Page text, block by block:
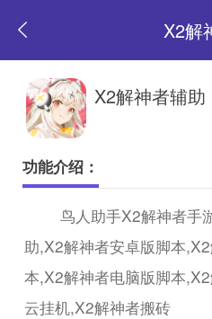
X2解
返
页
X2解神者辅助
功能介绍：
鸟人助手X2解神者手
助,X2解神者安卓版脚本
本,X2解神者电脑版脚本
云挂机,X2解神者搬砖